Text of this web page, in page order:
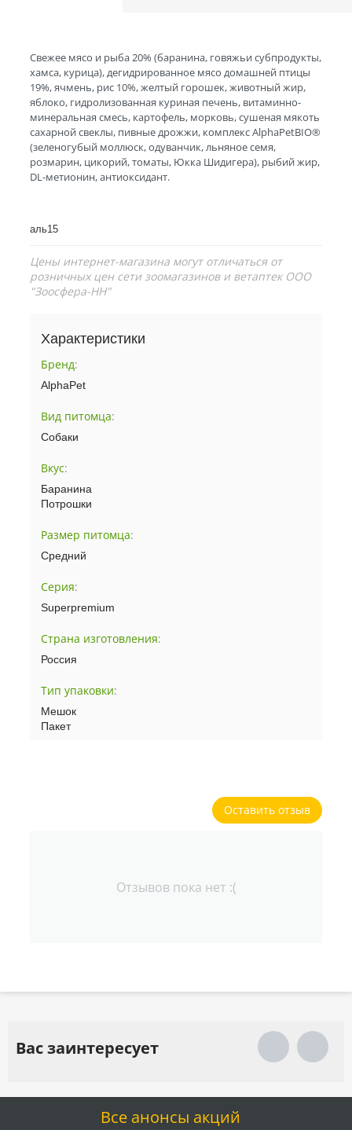
Свежее мясо и рыба 20% (баранина, говяжьи субпродукты,
хамса, курица), дегидрированное мясо домашней птицы
19%, ячмень, рис 10%, желтый горошек, животный жир,
яблоко, гидролизованная куриная печень, витаминно-
минеральная смесь, картофель, морковь, сушеная мякоть
сахарной свеклы, пивные дрожжи, комплекс AlphaPetBIO®
(зеленогубый моллюск, одуванчик, льняное семя,
розмарин, цикорий, томаты, Юкка Шидигера), рыбий жир,
DL-метионин, антиоксидант.
аль15
Цены интернет-магазина могут отличаться от
розничных цен сети зоомагазинов и ветаптек ООО
"Зоосфера-НН"
Характеристики
Бренд:
AlphaPet
Вид питомца:
Собаки
Вкус:
Баранина
Потрошки
Размер питомца:
Средний
Серия:
Superpremium
Страна изготовления:
Россия
Тип упаковки:
Мешок
Пакет
Оставить отзыв
Отзывов пока нет :(
Вас заинтересует
Все анонсы акций